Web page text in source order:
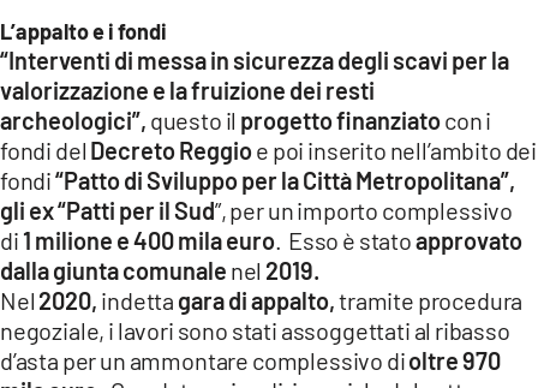
L’appalto e i fondi
“Interventi di messa in sicurezza degli scavi per la
valorizzazione e la fruizione dei resti
archeologici”, questo il progetto finanziatocon i
fondi del Decreto Reggioe poi inserito nell’ambito dei
fondi“Patto di Sviluppo per la Città Metropolitana”,
gli ex “Patti per il Sud”, per un importo complessivo
di 1 milione e 400 mila euro. Esso è statoapprovato
dalla giunta comunale nel 2019.
Nel 2020, indetta gara di appalto,tramite procedura
negoziale, i lavori sono stati assoggettati al ribasso
d’asta per un ammontare complessivo dioltre 970